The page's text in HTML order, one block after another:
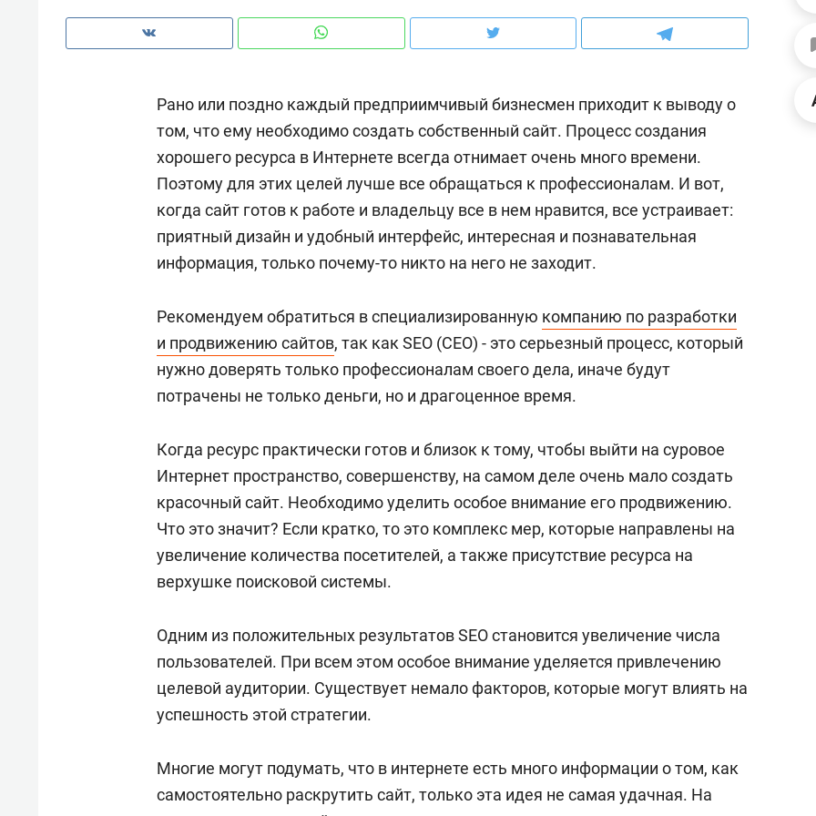
Рано или поздно каждый предприимчивый бизнесмен приходит к выводу о
том, что ему необходимо создать собственный сайт. Процесс создания
хорошего ресурса в Интернете всегда отнимает очень много времени.
Поэтому для этих целей лучше все обращаться к профессионалам. И вот,
когда сайт готов к работе и владельцу все в нем нравится, все устраивает:
приятный дизайн и удобный интерфейс, интересная и познавательная
информация, только почему-то никто на него не заходит.
Рекомендуем обратиться в специализированную компанию по разработки
и продвижению сайтов, так как SEO (CEO) - это серьезный процесс, который
нужно доверять только профессионалам своего дела, иначе будут
потрачены не только деньги, но и драгоценное время.
Когда ресурс практически готов и близок к тому, чтобы выйти на суровое
Интернет пространство, совершенству, на самом деле очень мало создать
красочный сайт. Необходимо уделить особое внимание его продвижению.
Что это значит? Если кратко, то это комплекс мер, которые направлены на
увеличение количества посетителей, а также присутствие ресурса на
верхушке поисковой системы.
Одним из положительных результатов SEO становится увеличение числа
пользователей. При всем этом особое внимание уделяется привлечению
целевой аудитории. Существует немало факторов, которые могут влиять на
успешность этой стратегии.
Многие могут подумать, что в интернете есть много информации о том, как
самостоятельно раскрутить сайт, только эта идея не самая удачная. На
рынки, почему надо знать аксакалов и
чем интересен Оман?
о трехкратном росте цен, дотошных
клиентах и чудных запросах мастеров
школьной формы о
налогах и развитии без
Падел, фитнес, танцы и даже
ниндзя-зал: как ТРЦ «Франт»
стал Меккой для любителей
Психотерапевт «Фороса»:
«Директорский невроз» –
когда человек не считает
стрессом»
Рекомендуем
Дизайнер-прораб
Наседкина: «Ремонт